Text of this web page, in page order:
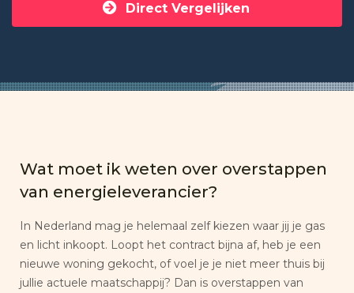
Direct Vergelijken
Wat moet ik weten over overstappen
van energieleverancier?
In Nederland mag je helemaal zelf kiezen waar jij je gas
en licht inkoopt. Loopt het contract bijna af, heb je een
nieuwe woning gekocht, of voel je je niet meer thuis bij
jullie actuele maatschappij? Dan is overstappen van